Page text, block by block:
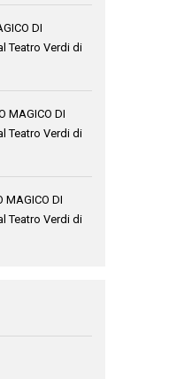
DI
Teatro Verdi di
MAGICO DI
Teatro Verdi di
MAGICO DI
Teatro Verdi di